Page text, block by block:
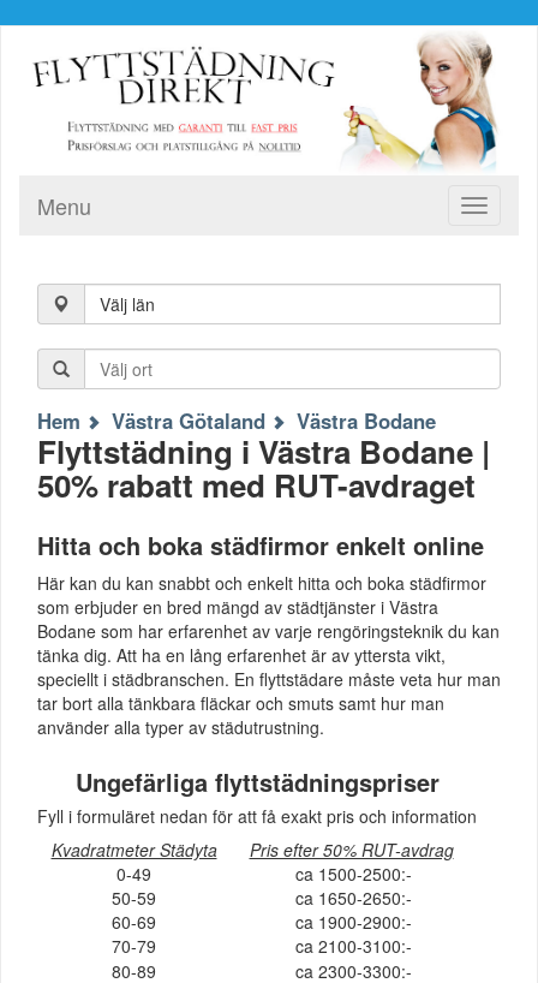
Toggle
Menu
Välj län
Hem Västra Götaland Västra Bodane
Flyttstädning i Västra Bodane |
50% rabatt med RUT-avdraget
Hitta och boka städfirmor enkelt online
Här kan du kan snabbt och enkelt hitta och boka städfirmor
som erbjuder en bred mängd av städtjänster i Västra
Bodane som har erfarenhet av varje rengöringsteknik du kan
tänka dig. Att ha en lång erfarenhet är av yttersta vikt,
speciellt i städbranschen. En flyttstädare måste veta hur man
tar bort alla tänkbara fläckar och smuts samt hur man
använder alla typer av städutrustning.
Ungefärliga flyttstädningspriser
Fyll i formuläret nedan för att få exakt pris och information
Kvadratmeter Städyta
Pris efter 50% RUT-avdrag
0-49
ca 1500-2500:-
50-59
ca 1650-2650:-
60-69
ca 1900-2900:-
70-79
ca 2100-3100:-
80-89
ca 2300-3300:-